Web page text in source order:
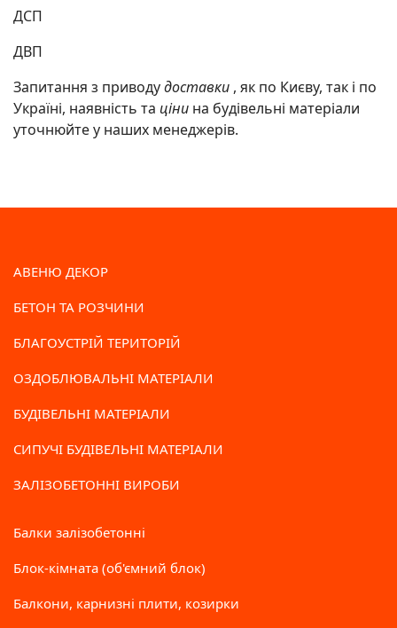
ДСП
ДВП
Запитання з приводудоставки , як по Києву, так і по
Україні, наявність та ціни на будівельні матеріали
уточнюйте у наших менеджерів.
АВЕНЮ ДЕКОР
БЕТОН ТА РОЗЧИНИ
БЛАГОУСТРІЙ ТЕРИТОРІЙ
ОЗДОБЛЮВАЛЬНІ МАТЕРІАЛИ
БУДІВЕЛЬНІ МАТЕРІАЛИ
СИПУЧІ БУДІВЕЛЬНІ МАТЕРІАЛИ
ЗАЛІЗОБЕТОННІ ВИРОБИ
Балки залізобетонні
Блок-кімната (об'ємний блок)
Балкони, карнизні плити, козирки